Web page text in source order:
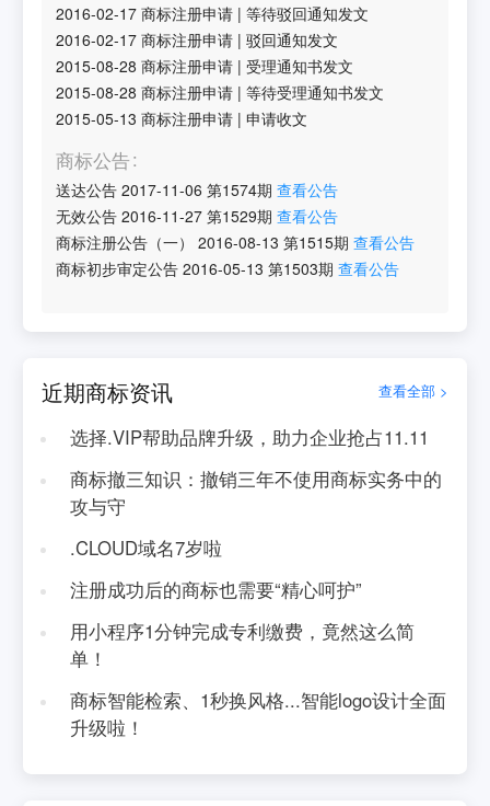
2016-02-17 商标注册申请 |等待驳回通知发文
2016-02-17 商标注册申请 |驳回通知发文
2015-08-28 商标注册申请 |受理通知书发文
2015-08-28 商标注册申请 |等待受理通知书发文
2015-05-13 商标注册申请 |申请收文
商标公告
送达公告 2017-11-06 第1574期 查看公告
无效公告 2016-11-27 第1529期 查看公告
商标注册公告（一）
2016-08-13 第1515期 查看公告
商标初步审定公告 2016-05-13 第1503期 查看公告
近期商标资讯 查看全部 >
选择.VIP帮助品牌升级，助力企业抢占11.11
商标撤三知识：撤销三年不使用商标实务中的
攻与守
.CLOUD域名7岁啦
注册成功后的商标也需要“精心呵护”
用小程序1分钟完成专利缴费，竟然这么简
单！
商标智能检索、1秒换风格...智能logo设计全面
升级啦！